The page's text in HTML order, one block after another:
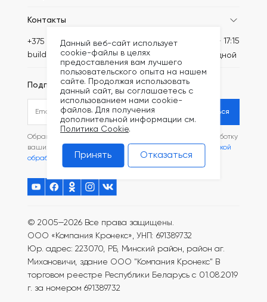
Контакты
+375 (44) 749-20-73
build@kronex-company.by
Пн-Пт: 8:30 - 17:15
Сб-вс: выходной
Подписаться на рассылку
Подписаться
Обращаясь в наш магазин, вы даете согласие на обработку
ваших
персональных данных
Политикой
обработки файлов Cookie
© 2005—2026 Все права защищены.
ООО «Компания Кронекс», УНП: 691389732
Юр. адрес: 223070, РБ, Минский район, район аг.
Михановичи, здание ООО "Компания Кронекс" В
торговом реестре Республики Беларусь с 01.08.2019
г. за номером 691389732
Данный веб-сайт использует
cookie-файлы в целях
предоставления вам лучшего
пользовательского опыта на нашем
сайте. Продолжая использовать
данный сайт, вы соглашаетесь с
использованием нами cookie-
файлов. Для получения
дополнительной информации см.
Политика Cookie.
Принять Отказаться